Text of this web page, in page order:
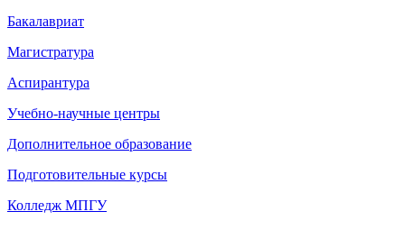
Бакалавриат
Магистратура
Аспирантура
Учебно-научные центры
Дополнительное образование
Подготовительные курсы
Колледж МПГУ